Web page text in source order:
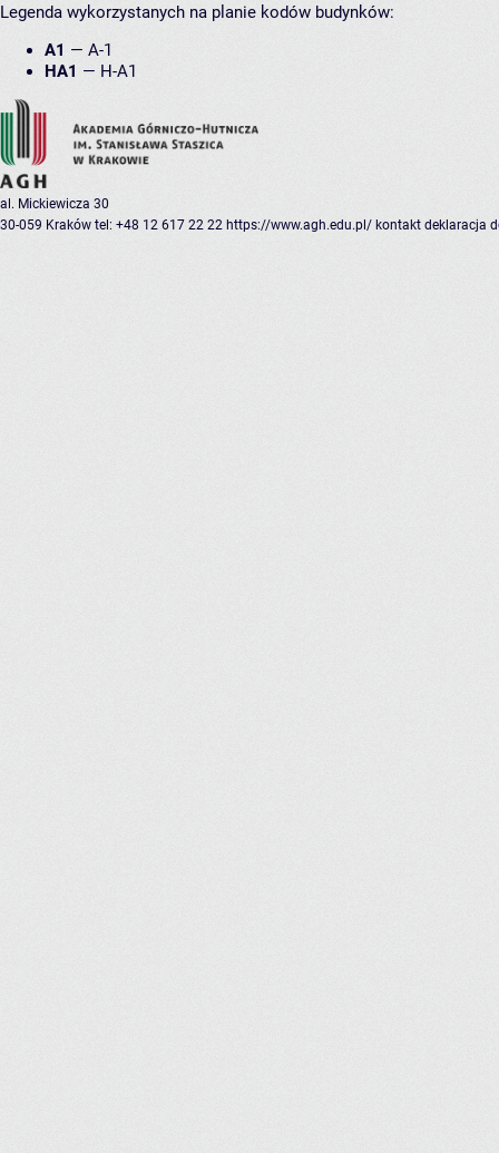
Legenda wykorzystanych na planie kodów budynków:
A1 — A-1
HA1 — H-A1
al. Mickiewicza 30
30-059 Kraków tel: +48 12 617 22 22 https://www.agh.edu.pl/ kontakt deklaracja